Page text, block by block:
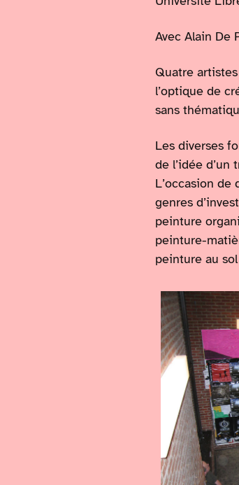
Avec Alain De
Quatre
l’optique de
sans
Les diverses
de l’idée
L’occasion
genres
peinture
peinture-
peinture au